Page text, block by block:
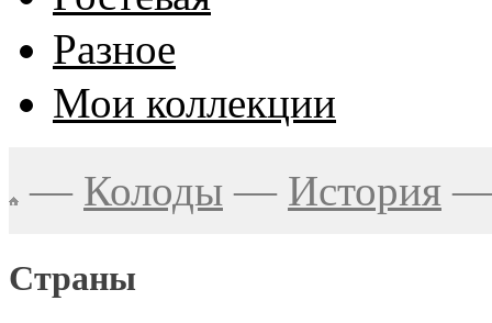
Разное
Мои коллекции
— Колоды — История
Страны